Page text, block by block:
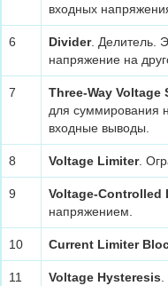
входных
6 Divider. Делитель.
напряжение на
7 Three-Way Voltage
для суммирования
входные выводы.
8 Voltage Limiter.
9 Voltage-Controlled
напряжением.
10 Current Limiter
11 Voltage Hysteresis